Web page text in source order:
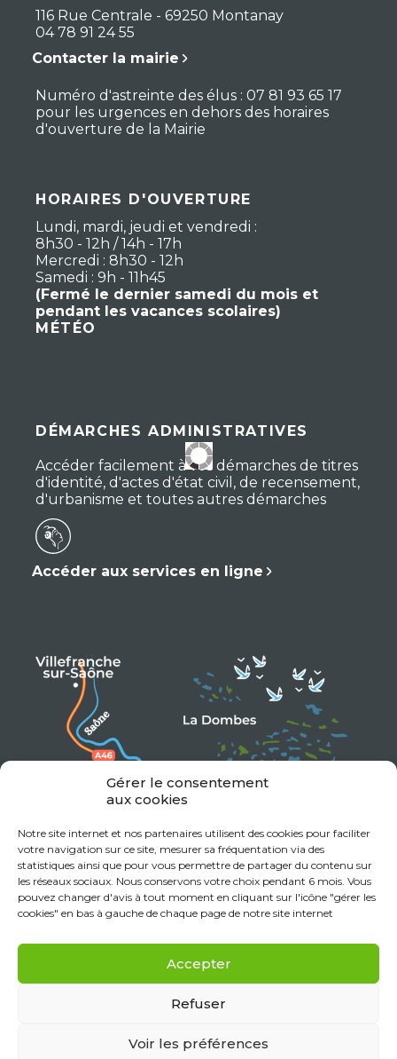
Gérer le consentement
aux cookies
Notre site internet et nos partenaires utilisent des cookies pour faciliter
votre navigation sur ce site, mesurer sa fréquentation via des
statistiques ainsi que pour vous permettre de partager du contenu sur
les réseaux sociaux. Nous conservons votre choix pendant 6 mois. Vous
pouvez changer d'avis à tout moment en cliquant sur l'icône "gérer les
cookies" en bas à gauche de chaque page de notre site internet
Accepter
Refuser
Voir les préférences
116 Rue Centrale - 69250 Montanay
04 78 91 24 55
Contacter la mairie
Numéro d'astreinte des élus : 07 81 93 65 17
pour les urgences en dehors des horaires
d'ouverture de la Mairie
HORAIRES D'OUVERTURE
Lundi, mardi, jeudi et vendredi :
8h30 - 12h / 14h - 17h
Mercredi : 8h30 - 12h
Samedi : 9h - 11h45
(Fermé le dernier samedi du mois et
pendant les vacances scolaires)
MÉTÉO
DÉMARCHES ADMINISTRATIVES
Accéder facilement à vos démarches de titres
d'identité, d'actes d'état civil, de recensement,
d'urbanisme et toutes autres démarches
Accéder aux services en ligne
Mentions Légales
Données personnelles